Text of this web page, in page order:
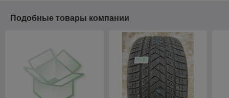
Подобные товары компании